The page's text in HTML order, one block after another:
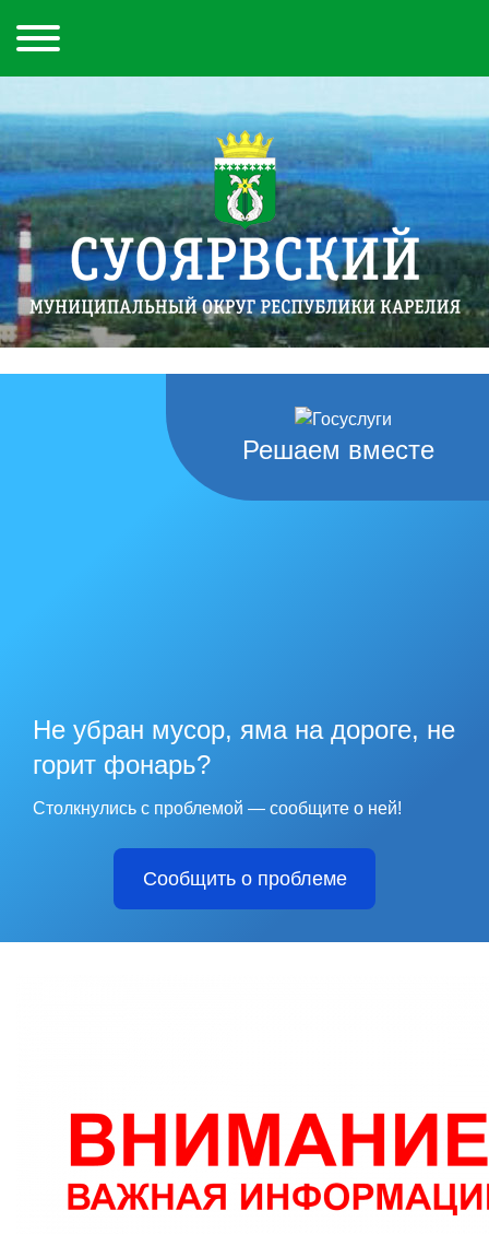
Решаем вместе
Не убран мусор, яма на дороге, не
горит фонарь?
Столкнулись с проблемой — сообщите о ней!
Сообщить о проблеме